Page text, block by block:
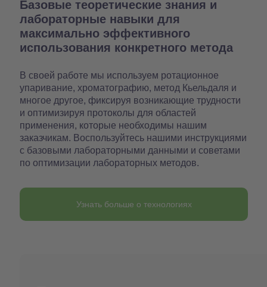
Базовые теоретические знания и
лабораторные навыки для
максимально эффективного
использования конкретного метода
В своей работе мы используем ротационное
упаривание, хроматографию, метод Кьельдаля и
многое другое, фиксируя возникающие трудности
и оптимизируя протоколы для областей
применения, которые необходимы нашим
заказчикам. Воспользуйтесь нашими инструкциями
с базовыми лабораторными данными и советами
по оптимизации лабораторных методов.
Узнать больше о технологиях